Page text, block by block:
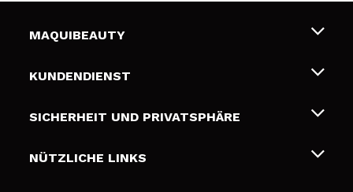
MAQUIBEAUTY
Über uns
Geschenkkarten
KUNDENDIENST
Liefer- und Versandkosten
Zahlung
SICHERHEIT UND PRIVATSPHÄRE
Bedingungen und Datenschutz
NÜTZLICHE LINKS